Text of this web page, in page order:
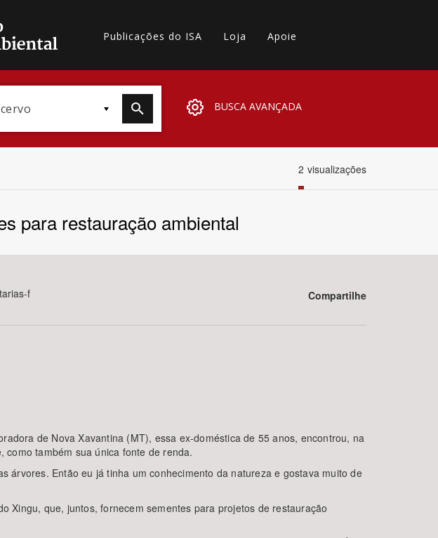
Publicações do ISA Loja Apoie
BUSCA AVANÇADA
/ Bacia
BUSCAR
2 visualizações
para restauração ambiental
f
Compartilhe
de Nova Xavantina (MT), essa ex-doméstica de 55 anos, encontrou, na
também sua única fonte de renda.
árvores. Então eu já tinha um conhecimento da natureza e gostava muito de
Xingu, que, juntos, fornecem sementes para projetos de restauração